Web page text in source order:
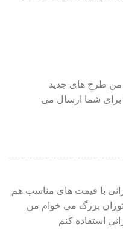
من طرح های جدید
برای شما ارسال می
با قیمت های مناسب هم
بزرگ می خوام من
استفاده کنم